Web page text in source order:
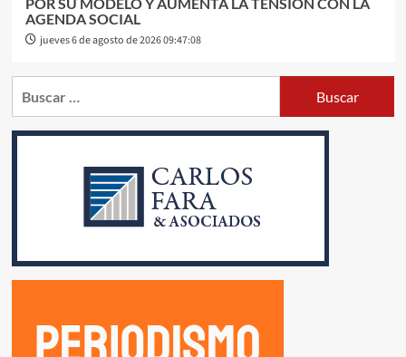
AGENDA SOCIAL
jueves 6 de agosto de 2026 09:47:08